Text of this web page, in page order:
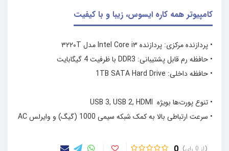
کامپیوتر همه کاره ایسوس، زیبا و با کیفیت
• پردازنده مرکزی: پردازنده Intel Core i۳ مدل ۳۲۲۰T
• حافظه رم قابل پشتیبانی: DDR3 با ظرفیت 4 گیگابایت
• حافظه داخلی: 1TB SATA Hard Drive
• تنوع پورت‌ها بویژه USB 3, USB 2, HDMI
• سرعت ارتباطی بالا به کمک شبکه سیمی 1000 (گیگ) و وایرلس AC
0